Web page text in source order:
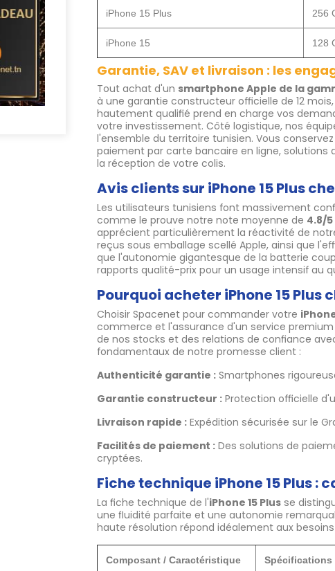
iPhone 15 Plus 256
iPhone 15 128
Garantie, SAV et livraison : les
Tout achat d'un smartphone Apple de la
à une garantie constructeur officielle de 12
hautement qualifié prend en charge vos
votre investissement. Côté logistique, nos
l'ensemble du territoire tunisien. Vous
paiement par carte bancaire en ligne,
la réception de votre colis.
Avis clients sur iPhone 15 Plus
Les utilisateurs tunisiens font massivement
comme le prouve notre note moyenne de 4.8/
apprécient particulièrement la réactivité de
reçus sous emballage scellé Apple, ainsi que
que l'autonomie gigantesque de la batterie
rapports qualité-prix pour un usage intensif au
Pourquoi acheter iPhone 15 Plus
Choisir Spacenet pour commander votre
commerce et l'assurance d'un service
de nos stocks et des relations de confiance
fondamentaux de notre promesse client :
Authenticité garantie : Smartphones
Garantie constructeur : Protection officielle
Livraison rapide : Expédition sécurisée sur le
Facilités de paiement : Des solutions de
cryptées.
Fiche technique iPhone 15 Plus
La fiche technique de l'iPhone 15 Plus se
une fluidité parfaite et une autonomie
haute résolution répond idéalement aux
Composant / Caractéristique Spécifications